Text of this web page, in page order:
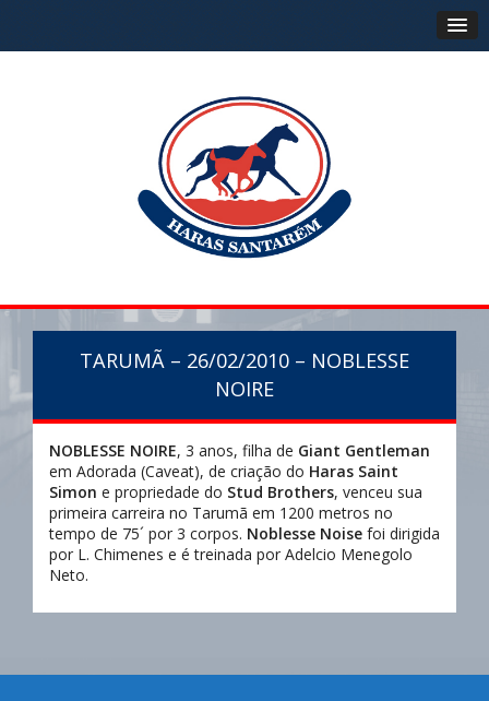
TARUMÃ – 26/02/2010 – NOBLESSE
NOIRE
NOBLESSE NOIRE, 3 anos, filha de Giant Gentleman
em Adorada (Caveat), de criação do Haras Saint
Simon e propriedade do Stud Brothers, venceu sua
primeira carreira no Tarumã em 1200 metros no
tempo de 75´ por 3 corpos. Noblesse Noise foi dirigida
por L. Chimenes e é treinada por Adelcio Menegolo
Neto.